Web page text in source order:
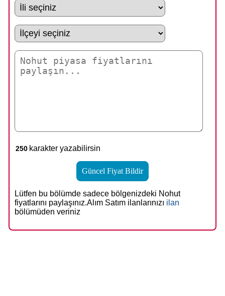
karakter yazabilirsin
Lütfen bu bölümde sadece bölgenizdeki Nohut
fiyatlarını paylaşınız.Alım Satım ilanlarınızı ilan
bölümüden veriniz